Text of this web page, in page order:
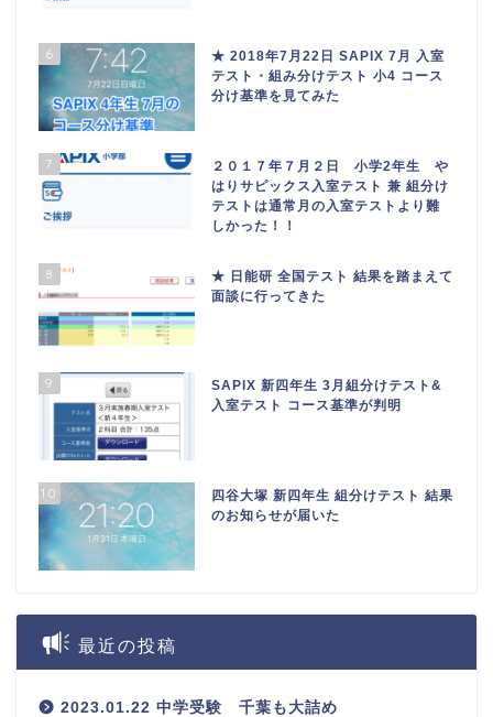
6
★ 2018年7月22日 SAPIX 7月 入室
テスト・組み分けテスト 小4 コース
分け基準を見てみた
7
２０１７年７月２日 小学2年生 や
はりサピックス入室テスト 兼 組分け
テストは通常月の入室テストより難
しかった！！
8
★ 日能研 全国テスト 結果を踏まえて
面談に行ってきた
9
SAPIX 新四年生 3月組分けテスト&
入室テスト コース基準が判明
10
四谷大塚 新四年生 組分けテスト 結果
のお知らせが届いた
最近の投稿
2023.01.22 中学受験 千葉も大詰め